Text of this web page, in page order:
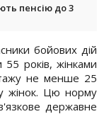
пенсію до 3
бойових дій
років, жінками
не менше 25
жінок. Цю норму
державне